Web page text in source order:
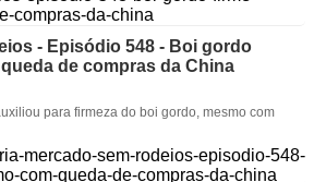
- Episódio 548 - Boi gordo
de compras da China
para firmeza do boi gordo, mesmo com